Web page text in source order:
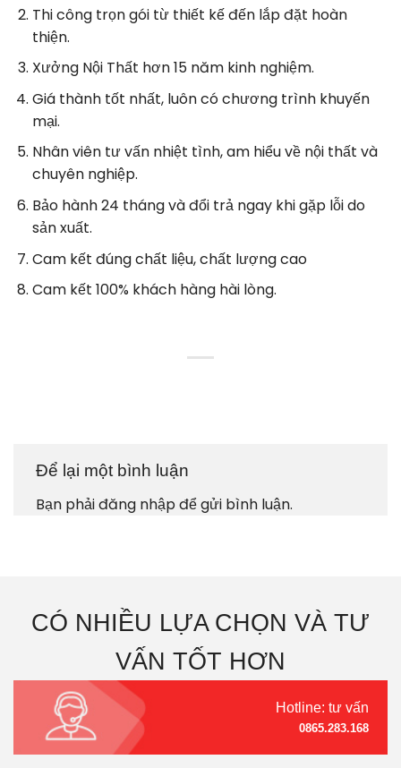
Thi công trọn gói từ thiết kế đến lắp đặt hoàn
thiện.
Xưởng Nội Thất hơn 15 năm kinh nghiệm.
Giá thành tốt nhất, luôn có chương trình khuyến
mại.
Nhân viên tư vấn nhiệt tình, am hiểu về nội thất và
chuyên nghiệp.
Bảo hành 24 tháng và đổi trả ngay khi gặp lỗi do
sản xuất.
Cam kết đúng chất liệu, chất lượng cao
Cam kết 100% khách hàng hài lòng.
Để lại một bình luận
Bạn phảiđăng nhậpđể gửi bình luận.
CÓ NHIỀU LỰA CHỌN VÀ TƯ
VẤN TỐT HƠN
Hotline: tư vấn
0865.283.168